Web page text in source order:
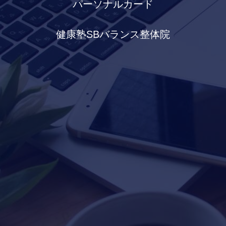
パーソナルカード
健康塾SBバランス整体院